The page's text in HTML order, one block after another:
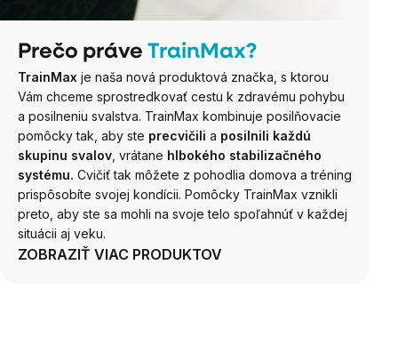
Prečo práve TrainMax?
TrainMax je naša nová produktová značka, s ktorou
Vám chceme sprostredkovať cestu k zdravému pohybu
a posilneniu svalstva. TrainMax kombinuje posilňovacie
pomôcky tak, aby ste precvičili a posilnili každú
skupinu svalov , vrátane hlbokého stabilizačného
systému. Cvičiť tak môžete z pohodlia domova a tréning
prispôsobíte svojej kondícii. Pomôcky TrainMax vznikli
preto, aby ste sa mohli na svoje telo spoľahnúť v každej
situácii aj veku.
ZOBRAZIŤ VIAC PRODUKTOV